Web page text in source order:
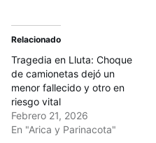
Relacionado
Tragedia en Lluta: Choque
de camionetas dejó un
menor fallecido y otro en
riesgo vital
Febrero 21, 2026
En "Arica y Parinacota"